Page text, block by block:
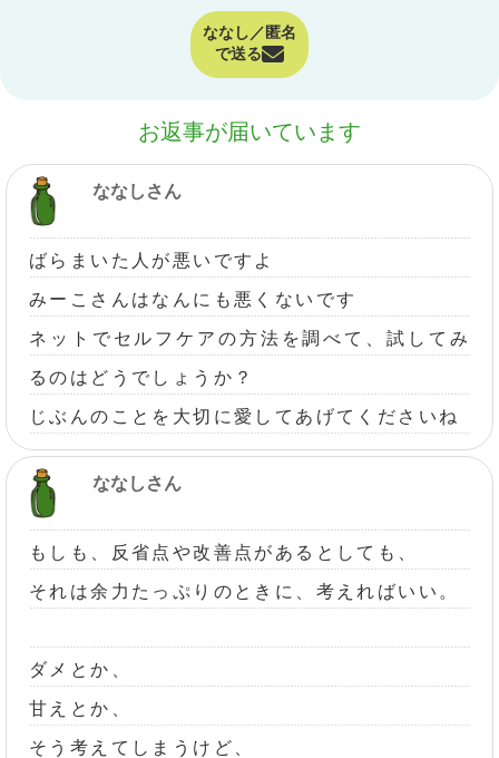
ななし／匿名
で送る
お返事が届いています
ななしさん
ばらまいた人が悪いですよ
みーこさんはなんにも悪くないです
ネットでセルフケアの方法を調べて、試してみ
るのはどうでしょうか？
じぶんのことを大切に愛してあげてくださいね
ななしさん
もしも、反省点や改善点があるとしても、
それは余力たっぷりのときに、考えればいい。
ダメとか、
甘えとか、
そう考えてしまうけど、